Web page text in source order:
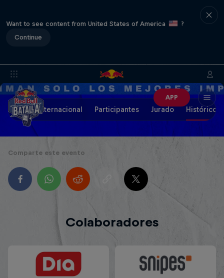
Want to see content from United States of America
?
Continue
APP
Final Internacional Participantes Jurado Histórico
Comparte este evento
Colaboradores